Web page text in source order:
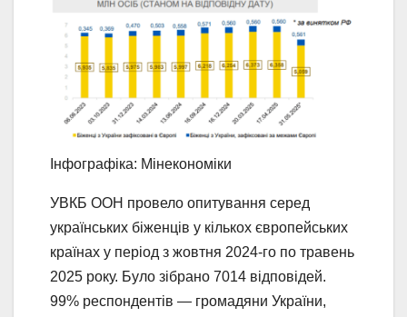
Інфографіка: Мінекономіки
УВКБ ООН провело опитування серед
українських біженців у кількох європейських
країнах у період з жовтня 2024-го по травень
2025 року. Було зібрано 7014 відповідей.
99% респондентів — громадяни України,